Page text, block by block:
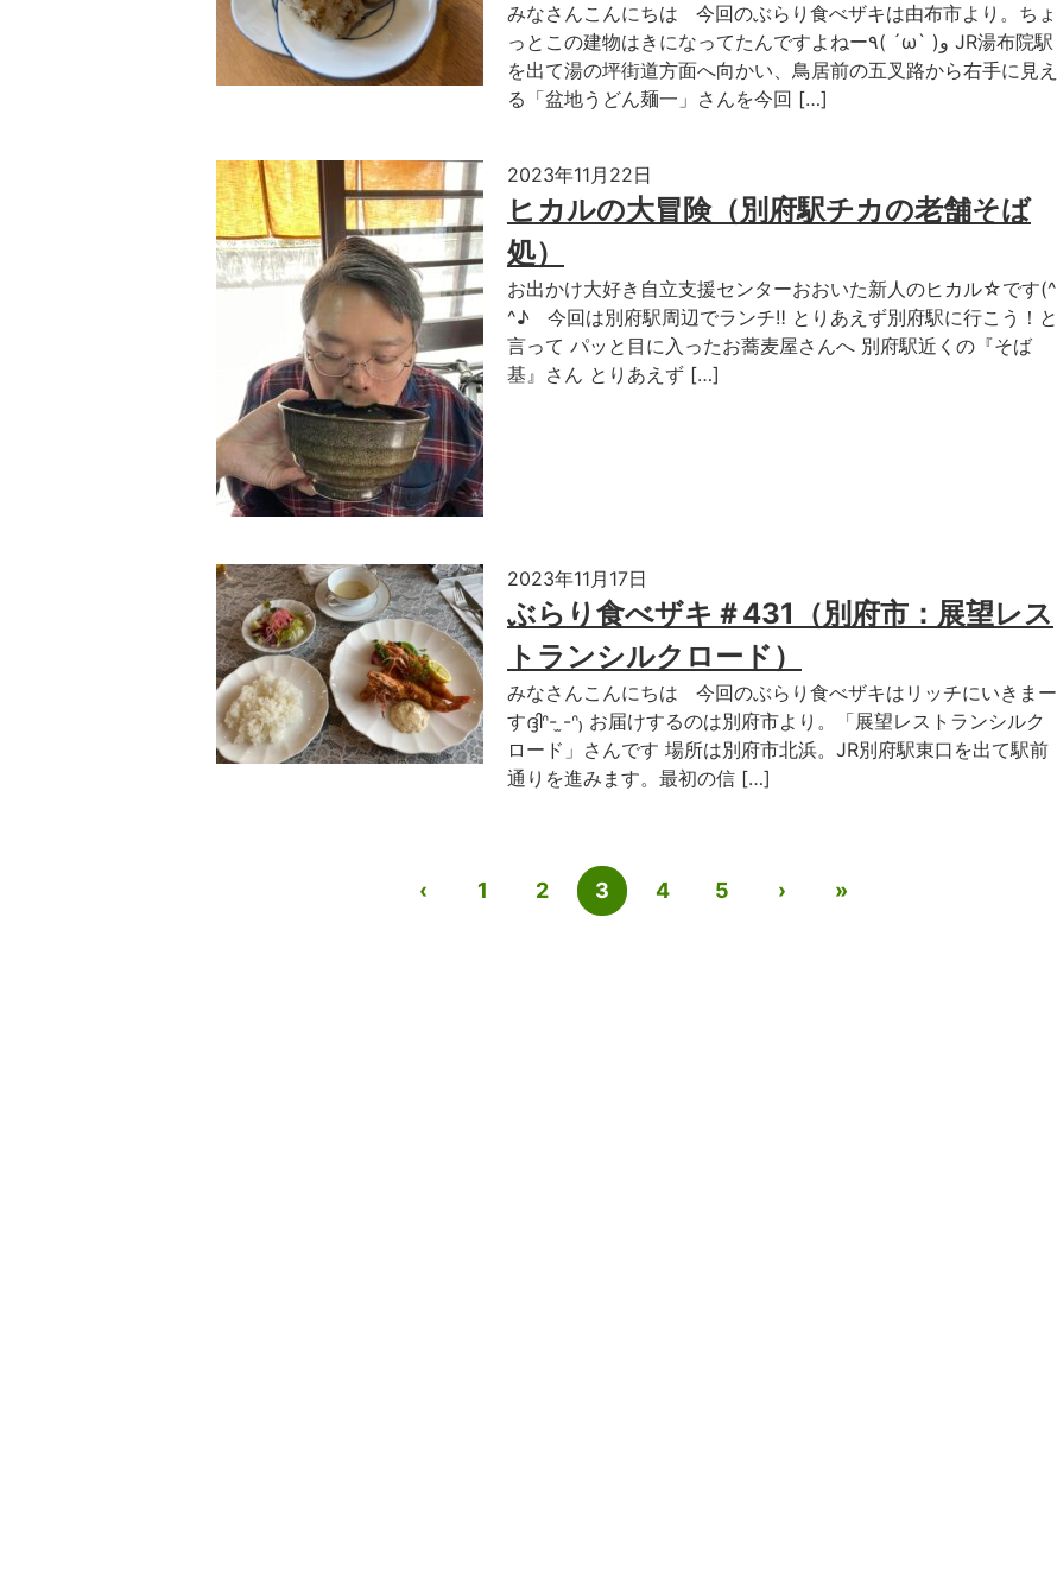
みなさんこんにちは 今回のぶらり食べザキは由布市より。ちょ
っとこの建物はきになってたんですよねー٩( ´ω` )و JR湯布院駅
を出て湯の坪街道方面へ向かい、鳥居前の五叉路から右手に見え
る「盆地うどん麺一」さんを今回 […]
2023年11月22日
ヒカルの大冒険（別府駅チカの老舗そば
処）
お出かけ大好き自立支援センターおおいた新人のヒカル☆です(^
^♪ 今回は別府駅周辺でランチ‼︎ とりあえず別府駅に行こう！と
言って パッと目に入ったお蕎麦屋さんへ 別府駅近くの『そば
基』さん とりあえず […]
2023年11月17日
ぶらり食べザキ＃431（別府市：展望レス
トランシルクロード）
みなさんこんにちは 今回のぶらり食べザキはリッチにいきまー
すദ്ദിᐢ- ̫-ᐢ₎ お届けするのは別府市より。「展望レストランシルク
ロード」さんです 場所は別府市北浜。JR別府駅東口を出て駅前
通りを進みます。最初の信 […]
‹ 1 2 3 4 5 › »